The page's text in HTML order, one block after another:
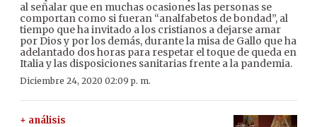
al señalar que en muchas ocasiones las personas se
comportan como si fueran “analfabetos de bondad”, al
tiempo que ha invitado a los cristianos a dejarse amar
por Dios y por los demás, durante la misa de Gallo que ha
adelantado dos horas para respetar el toque de queda en
Italia y las disposiciones sanitarias frente a la pandemia.
Diciembre 24, 2020 02:09 p. m.
+ análisis